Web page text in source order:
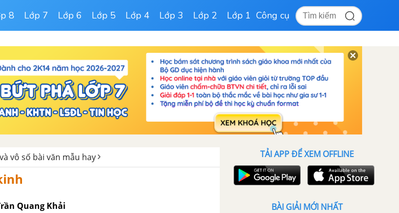
8 Lớp 7 Lớp 6 Lớp 5 Lớp 4 Lớp 3 Lớp 2 Lớp 1 Công cụ
vô số bài văn mẫu hay
Quang Khải
TẢI APP ĐỂ XEM OFFLINE
BÀI GIẢI MỚI NHẤT